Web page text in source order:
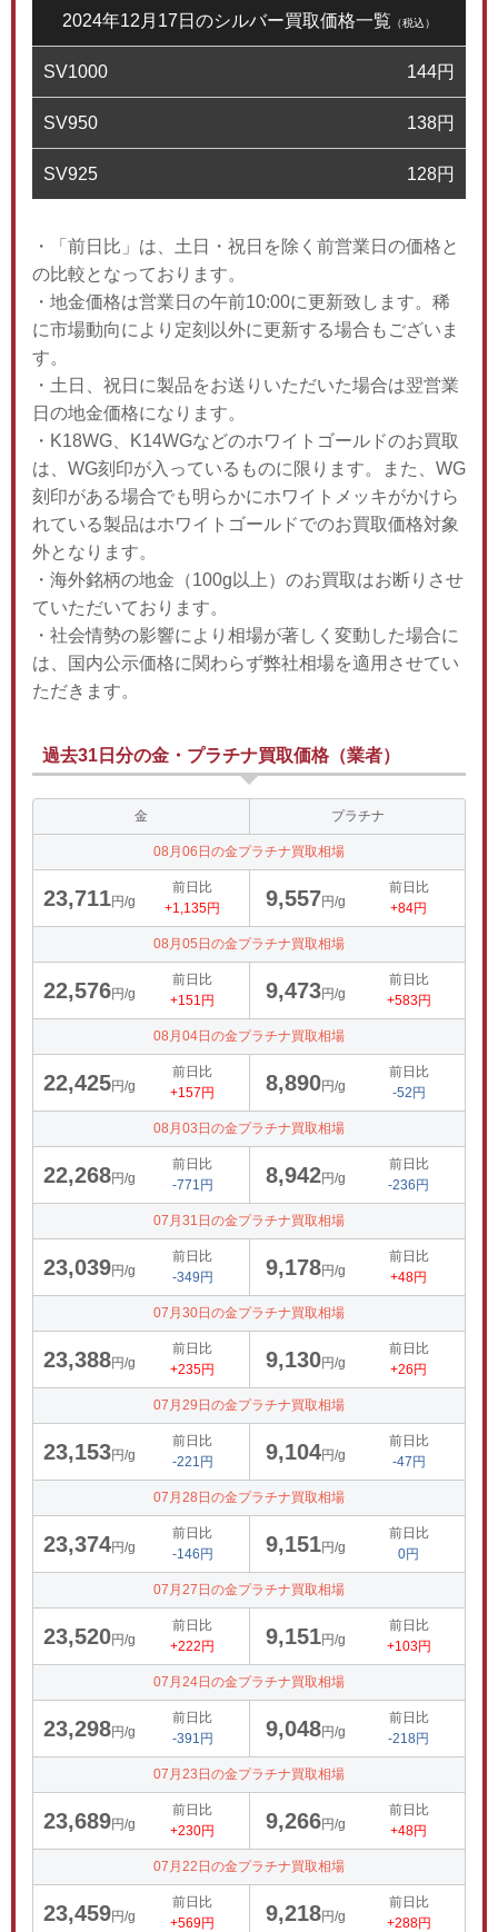
2024年12月17日のシルバー買取価格一覧 （税込）
SV1000 144円
SV950 138円
SV925 128円
・「前日比」は、土日・祝日を除く前営業日の価格と
の比較となっております。
・地金価格は営業日の午前10:00に更新致します。稀
に市場動向により定刻以外に更新する場合もございま
す。
・土日、祝日に製品をお送りいただいた場合は翌営業
日の地金価格になります。
・K18WG、K14WGなどのホワイトゴールドのお買取
は、WG刻印が入っているものに限ります。また、WG
刻印がある場合でも明らかにホワイトメッキがかけら
れている製品はホワイトゴールドでのお買取価格対象
外となります。
・海外銘柄の地金（100g以上）のお買取はお断りさせ
ていただいております。
・社会情勢の影響により相場が著しく変動した場合に
は、国内公示価格に関わらず弊社相場を適用させてい
ただきます。
過去31日分の金・プラチナ買取価格（業者）
金 プラチナ
08月06日の金プラチナ買取相場
23,711円/g
前日比
+1,135円
9,557円/g
前日比
+84円
08月05日の金プラチナ買取相場
22,576円/g
前日比
+151円
9,473円/g
前日比
+583円
08月04日の金プラチナ買取相場
22,425円/g
前日比
+157円
8,890円/g
前日比
-52円
08月03日の金プラチナ買取相場
22,268円/g
前日比
-771円
8,942円/g
前日比
-236円
07月31日の金プラチナ買取相場
23,039円/g
前日比
-349円
9,178円/g
前日比
+48円
07月30日の金プラチナ買取相場
23,388円/g
前日比
+235円
9,130円/g
前日比
+26円
07月29日の金プラチナ買取相場
23,153円/g
前日比
-221円
9,104円/g
前日比
-47円
07月28日の金プラチナ買取相場
23,374円/g
前日比
-146円
9,151円/g
前日比
0円
07月27日の金プラチナ買取相場
23,520円/g
前日比
+222円
9,151円/g
前日比
+103円
07月24日の金プラチナ買取相場
23,298円/g
前日比
-391円
9,048円/g
前日比
-218円
07月23日の金プラチナ買取相場
23,689円/g
前日比
+230円
9,266円/g
前日比
+48円
07月22日の金プラチナ買取相場
23,459円/g
前日比
+569円
9,218円/g
前日比
+288円